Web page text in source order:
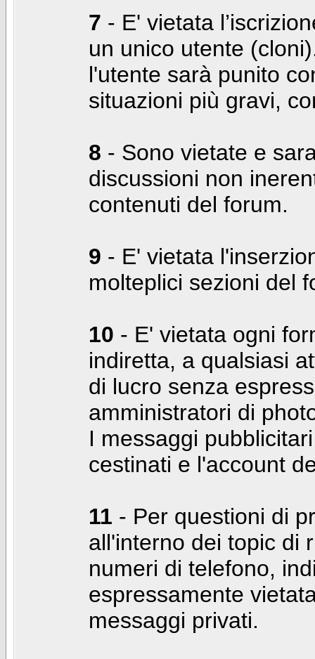
7 - E' vietata
un unico utente
l'utente sarà punito
situazioni più gravi,
8 - Sono vietate e
discussioni non
contenuti del forum.
9 - E' vietata
molteplici sezioni del
10 - E' vietata ogni
indiretta, a qualsiasi
di lucro senza
amministratori di
I messaggi
cestinati e l'account
11 - Per questioni di
all'interno dei topic di
numeri di telefono,
espressamente
messaggi privati.